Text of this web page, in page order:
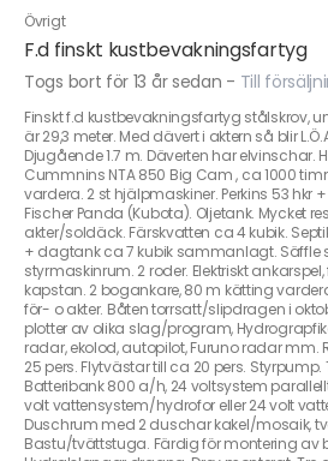
Övrigt
F.d finskt kustbevakningsfartyg
Togs bort för 13 år sedan - Till
Finskt f.d kustbevakningsfartyg stålskrov,
är 29,3 meter. Med dävert i aktern så blir
Djugående 1.7 m. Däverten har elvinschar.
Cummnins NTA 850 Big Cam , ca 1000
vardera. 2 st hjälpmaskiner. Perkins 53 hkr
Fischer Panda (Kubota). Oljetank. Mycket
akter/soldäck. Färskvatten ca 4 kubik.
+ dagtank ca 7 kubik sammanlagt. Säffle
styrmaskinrum. 2 roder. Elektriskt
kapstan. 2 bogankare, 80 m kätting
för- o akter. Båten torrsatt/slipdragen i
plotter av olika slag/program,
radar, ekolod, autopilot, Furuno radar
25 pers. Flytvästar till ca 20 pers.
Batteribank 800 a/h, 24 voltsystem
volt vattensystem/hydrofor eller 24 volt
Duschrum med 2 duschar kakel/mosaik,
Bastu/tvättstuga. Färdig för montering av